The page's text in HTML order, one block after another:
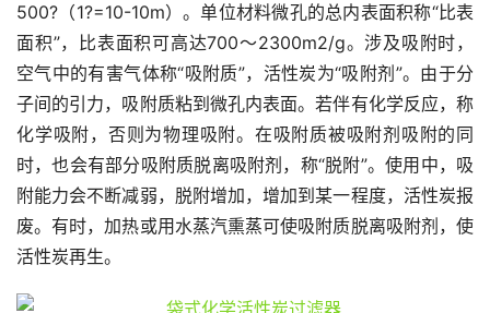
500?（1?=10-10m）。单位材料微孔的总内表面积称“比表
面积”，比表面积可高达700～2300m2/g。涉及吸附时，
空气中的有害气体称“吸附质”，活性炭为“吸附剂”。由于分
子间的引力，吸附质粘到微孔内表面。若伴有化学反应，称
化学吸附，否则为物理吸附。在吸附质被吸附剂吸附的同
时，也会有部分吸附质脱离吸附剂，称“脱附”。使用中，吸
附能力会不断减弱，脱附增加，增加到某一程度，活性炭报
废。有时，加热或用水蒸汽熏蒸可使吸附质脱离吸附剂，使
活性炭再生。